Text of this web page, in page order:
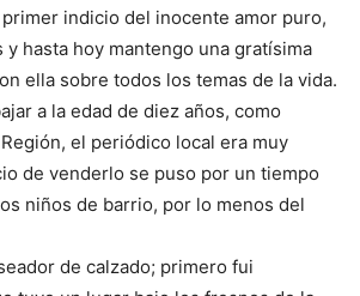
indicio del inocente amor puro,
hasta hoy mantengo una gratísima
ella sobre todos los temas de la vida.
a la edad de diez años, como
el periódico local era muy
de venderlo se puso por un tiempo
niños de barrio, por lo menos del
de calzado; primero fui